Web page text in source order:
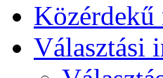
Közérdekű
Választási